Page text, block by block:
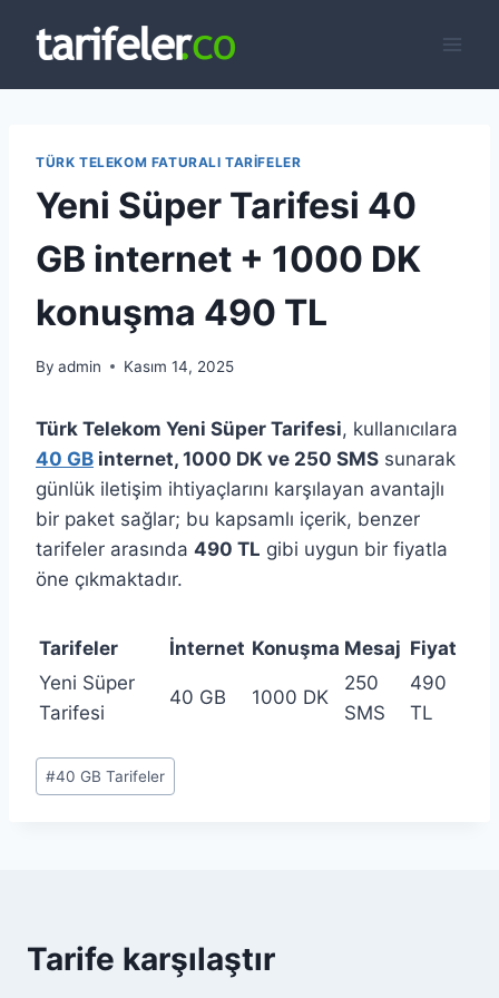
TÜRK TELEKOM FATURALI TARIFELER
Yeni Süper Tarifesi 40
GB internet + 1000 DK
konuşma 490 TL
By admin Kasım 14, 2025
Türk Telekom Yeni Süper Tarifesi, kullanıcılara
40 GB internet, 1000 DK ve 250 SMS sunarak
günlük iletişim ihtiyaçlarını karşılayan avantajlı
bir paket sağlar; bu kapsamlı içerik, benzer
tarifeler arasında 490 TL gibi uygun bir fiyatla
öne çıkmaktadır.
Tarifeler İnternet Konuşma Mesaj Fiyat
Yeni Süper
Tarifesi
40 GB 1000 DK
250
SMS
490
TL
Post
Tags:
#40 GB Tarifeler
Tarife karşılaştır